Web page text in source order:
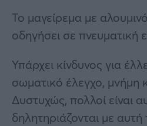
Το μαγείρεμα με
οδηγήσει σε πνευματική
Υπάρχει κίνδυνος για
σωματικό έλεγχο, μνήμη
Δυστυχώς, πολλοί είναι
δηλητηριάζονται με αυτή